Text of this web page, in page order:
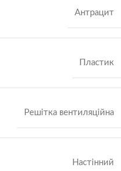
Антрацит
Пластик
Решітка вентиляційна
Настінний